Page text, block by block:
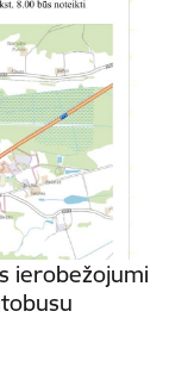
ierobežojumi